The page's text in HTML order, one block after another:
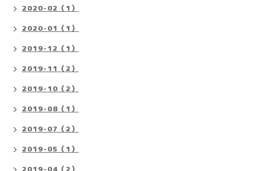
2020-02（1）
2020-01（1）
2019-12（1）
2019-11（2）
2019-10（2）
2019-08（1）
2019-07（2）
2019-05（1）
2019-04（2）